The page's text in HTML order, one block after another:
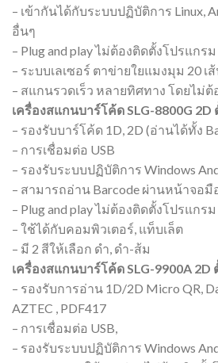
– เข้ากันได้กับระบบปฏิบัติการ Linux,
อื่นๆ
– Plug and play ไม่ต้องติดตั้งโปรแกรม
– ระบบเลเซอร์ ตาข่ายใยแมงมุม 20 เ
– สแกนรวดเร็ว หลายทิศทาง โดยไม่ต้
เครื่องสแกนบาร์โค้ด SLG-8800G 2D
– รองรับบาร์โค้ด 1D, 2D (อ่านได้ทั้ง
– การเชื่อมต่อ USB
– รองรับระบบปฏิบัติการ Windows
– สามารถอ่าน Barcode ผ่านหน้าจอมื
– Plug and play ไม่ต้องติดตั้งโปรแกรม
– ใช้ได้กับคอมพิวเตอร์, แท็บเล็ต
– มี 2 สีให้เลือก ดำ, ดำ-ส้ม
เครื่องสแกนบาร์โค้ด SLG-9900A 2D
– รองรับการอ่าน 1D/2D Micro QR,
AZTEC , PDF417
– การเชื่อมต่อ USB,
– รองรับระบบปฏิบัติการ Windows